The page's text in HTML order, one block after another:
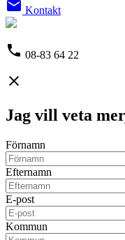
email Kontakt
phone 08-83 64 22
close
Jag vill veta
Förnamn
Efternamn
E-post
Kommun